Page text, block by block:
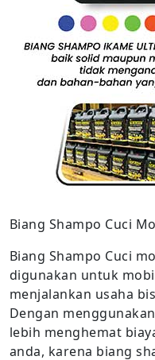
Biang Shampo Cuci
Biang Shampo Cuci
digunakan untuk
menjalankan usaha
Dengan
lebih menghemat
anda, karena biang